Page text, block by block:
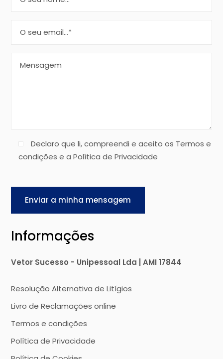
Declaro que li, compreendi e aceito os Termos e
condições e a Política de Privacidade
Enviar a minha mensagem
Informações
Vetor Sucesso - Unipessoal Lda | AMI 17844
Resolução Alternativa de Litígios
Livro de Reclamações online
Termos e condições
Política de Privacidade